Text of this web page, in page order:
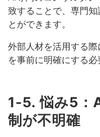
致することで、専門
とができます。
外部人材を活用する
を事前に明確にする必
1-5. 悩み5：
制が不明確